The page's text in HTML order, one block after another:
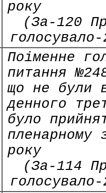
року
(За-120
Поіменне
питання
що не були
денного
було
пленарному
року
(За-114